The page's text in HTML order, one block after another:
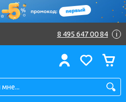
8 495 647 00 84 i